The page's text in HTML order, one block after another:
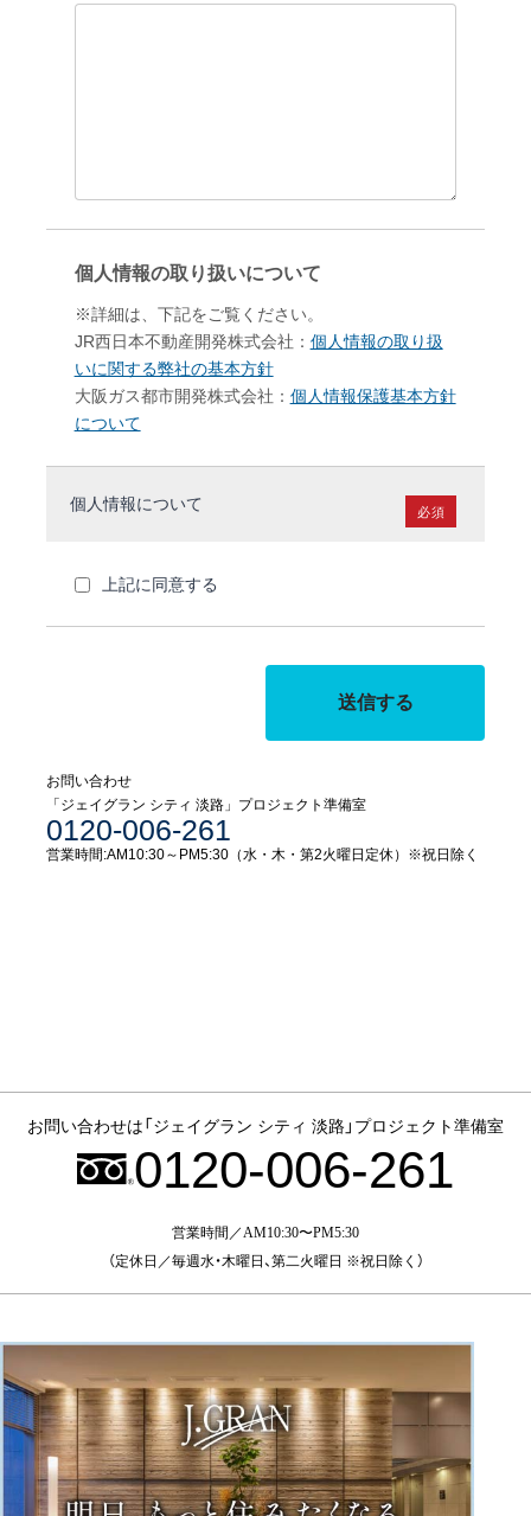
お問い合わせは 「ジェイグラン シティ 淡路」 プロジェクト準備室
0120-006-261
営業時間／AM10:30〜PM5:30
（定休日／毎週水・木曜日、第二火曜日 ※祝日除く）